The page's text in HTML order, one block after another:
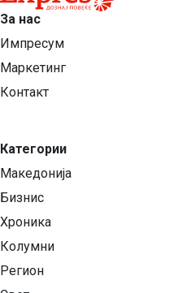
За нас
Импресум
Маркетинг
Контакт
Категории
Македонија
Бизнис
Хроника
Колумни
Регион